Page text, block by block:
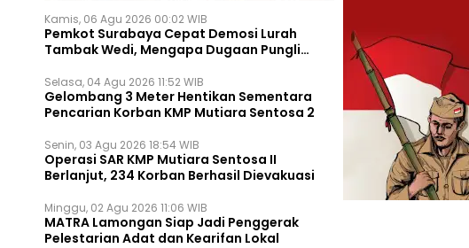
Kamis, 06 Agu 2026 00:02 WIB
Pemkot Surabaya Cepat Demosi Lurah
Tambak Wedi, Mengapa Dugaan Pungli
Selasa, 04 Agu 2026 11:52 WIB
Gelombang 3 Meter Hentikan Sementara
Pencarian Korban KMP Mutiara Sentosa 2
Senin, 03 Agu 2026 18:54 WIB
Operasi SAR KMP Mutiara Sentosa II
Berlanjut, 234 Korban Berhasil Dievakuasi
Minggu, 02 Agu 2026 11:06 WIB
MATRA Lamongan Siap Jadi Penggerak
Pelestarian Adat dan Kearifan Lokal